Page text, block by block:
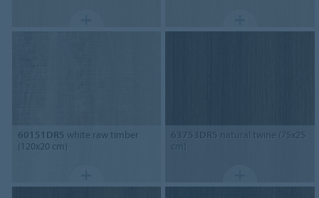
60151DR5 white raw timber
(120x20 cm)
63753DR5 natural twine (75x25
cm)